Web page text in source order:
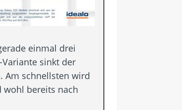
einmal drei
Variante sinkt der
Am schnellsten wird
wohl bereits nach